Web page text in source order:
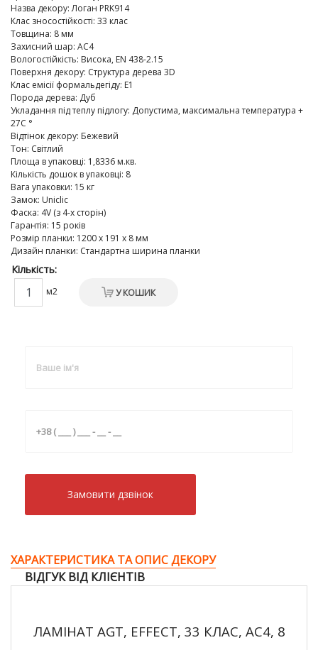
Назва декору:Логан PRK914
Клас зносостійкості: 33 клас
Товщина: 8 мм
Захисний шар: AC4
Вологостійкість: Висока, EN 438-2.15
Поверхня декору: Структура дерева 3D
Клас емісії формальдегіду: E1
Порода дерева: Дуб
Укладання під теплу підлогу: Допустима, максимальна температура +
27C °
Відтінок декору: Бежевий
Тон: Світлий
Площа в упаковці: 1,8336 м.кв.
Кількість дошок в упаковці: 8
Вага упаковки: 15 кг
Замок: Uniclic
Фаска: 4V (з 4-х сторін)
Гарантія: 15 років
Розмір планки: 1200 х 191 х 8 мм
Дизайн планки: Стандартна ширина планки
Кількість:
м2 У КОШИК
Замовити дзвiнок
ХАРАКТЕРИСТИКА ТА ОПИС ДЕКОРУ
ВІДГУК ВІД КЛІЄНТІВ
ЛАМІНАТ AGT, EFFECT, 33 КЛАС, AC4, 8